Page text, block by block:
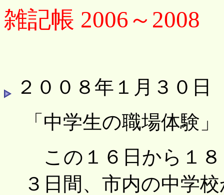
雑記帳 2006～2008
２００８年１月３０日
「中学生の職場体験」
この１６日から１
３日間、市内の中学